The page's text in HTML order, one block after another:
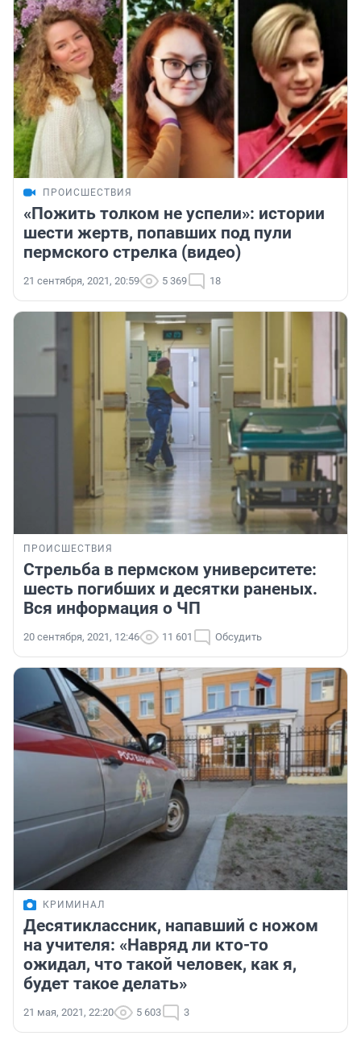
ПРОИСШЕСТВИЯ
«Пожить толком не успели»: истории
шести жертв, попавших под пули
пермского стрелка (видео)
21 сентября, 2021, 20:59 5 369 18
ПРОИСШЕСТВИЯ
Стрельба в пермском университете:
шесть погибших и десятки раненых.
Вся информация о ЧП
20 сентября, 2021, 12:46 11 601 Обсудить
КРИМИНАЛ
Десятиклассник, напавший с ножом
на учителя: «Навряд ли кто-то
ожидал, что такой человек, как я,
будет такое делать»
21 мая, 2021, 22:20 5 603 3